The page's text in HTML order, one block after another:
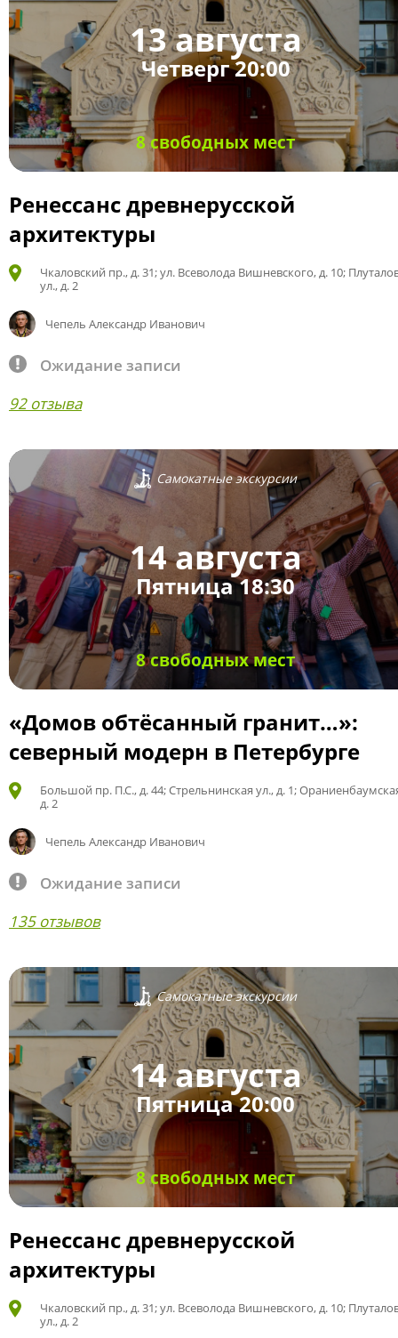
13 августа
Четверг 20:00
8 свободных мест
Ренессанс древнерусской
архитектуры
Чкаловский пр., д. 31; ул. Всеволода Вишневского, д. 10;
ул., д. 2
Чепель Александр Иванович
Ожидание записи
92 отзыва
Самокатные экскурсии
14 августа
Пятница 18:30
8 свободных мест
«Домов обтёсанный гранит…»:
северный модерн в Петербурге
Большой пр. П.С., д. 44; Стрельнинская ул., д. 1;
д. 2
Чепель Александр Иванович
Ожидание записи
135 отзывов
Самокатные экскурсии
14 августа
Пятница 20:00
8 свободных мест
Ренессанс древнерусской
архитектуры
Чкаловский пр., д. 31; ул. Всеволода Вишневского, д. 10;
ул., д. 2